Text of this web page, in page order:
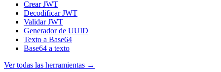
Crear JWT
Decodificar JWT
Validar JWT
Generador de UUID
Texto a Base64
Base64 a texto
Ver todas las herramientas →